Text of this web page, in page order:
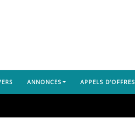
ANNONCES APPELS D’OFFRES